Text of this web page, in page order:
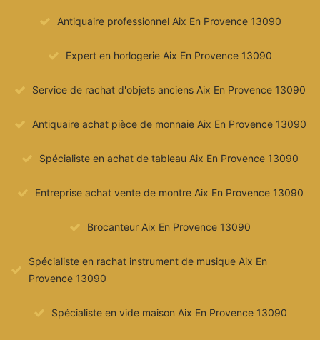
Antiquaire professionnel Aix En Provence 13090
Expert en horlogerie Aix En Provence 13090
Service de rachat d'objets anciens Aix En Provence 13090
Antiquaire achat pièce de monnaie Aix En Provence 13090
Spécialiste en achat de tableau Aix En Provence 13090
Entreprise achat vente de montre Aix En Provence 13090
Brocanteur Aix En Provence 13090
Spécialiste en rachat instrument de musique Aix En
Provence 13090
Spécialiste en vide maison Aix En Provence 13090